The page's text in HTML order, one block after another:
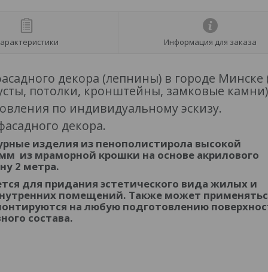
Информация для заказа
декора (лепнины) в городе Минске
потолки, кронштейны, замковые
по индивидуальному эскизу.
декора.
изделия из пенополистирола высокой
из мраморной крошки на основе акрилового
2 метра.
для придания эстетического вида жилых и
помещений. Также может
на любую подготовлению
состава.